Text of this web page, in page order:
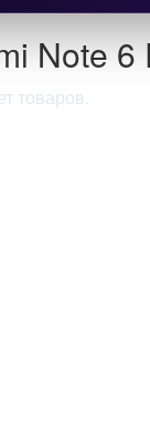
Note 6
товаров.